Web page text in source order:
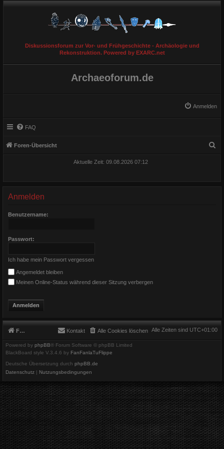
Diskussionsforum zur Vor- und Frühgeschichte - Archäologie und
Rekonstruktion. Powered by EXARC.net
Archaeoforum.de
Anmelden
FAQ
Foren-Übersicht
Aktuelle Zeit: 09.08.2026 07:12
Anmelden
Benutzername:
Passwort:
Ich habe mein Passwort vergessen
Angemeldet bleiben
Meinen Online-Status während dieser Sitzung verbergen
Foren-Übersicht Alle Zeiten sind UTC+01:00
Alle Cookies löschen
Kontakt
Powered by phpBB® Forum Software © phpBB Limited
BlackBoard style V.3.4.6 by FanFanlaTuFlippe
Deutsche Übersetzung durch phpBB.de
Datenschutz | Nutzungsbedingungen